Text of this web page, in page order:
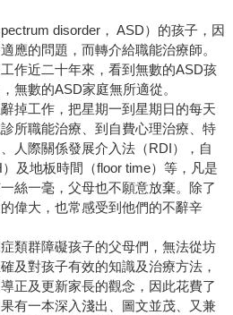
disorder， ASD）的孩子，因
應的問題，而轉介給職能治療師。
作近二十年來，看到無數的ASD孩
無數的ASD家庭無所適從。
掉工作，把星期一到星期日的每天
所職能治療、到自費心理治療、特
人際關係發展介入法（RDI），自
及地板時間（floor time）等，凡是
絲一毫，父母也不願意放棄。除了
偉大，也常感受到他們的不辭辛
類群障礙孩子的父母們，無法從坊
及對孩子有效的知識及治療方法，
正及更新家長的觀念，因此花費了
有一本深入淺出、圖文並茂、又兼